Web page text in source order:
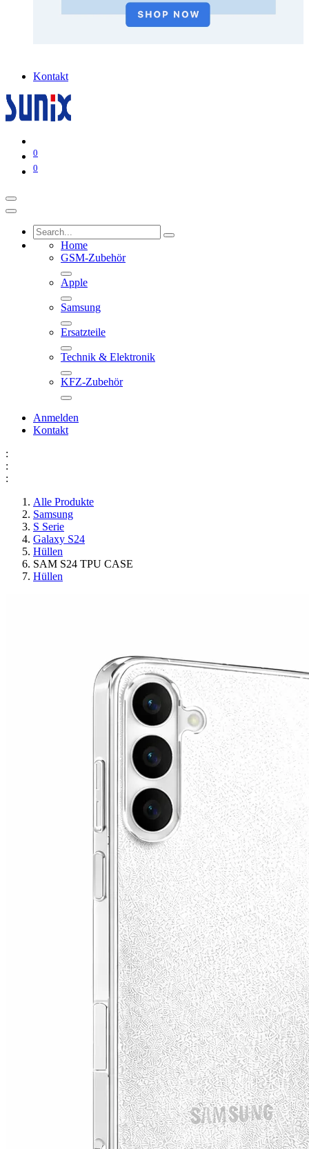
Kontakt
0
0
Home
GSM-Zubehör
Apple
Samsung
Ersatzteile
Technik & Elektronik
KFZ-Zubehör
Anmelden
Kontakt
:
:
:
Alle Produkte
Samsung
S Serie
Galaxy S24
Hüllen
SAM S24 TPU CASE
Hüllen